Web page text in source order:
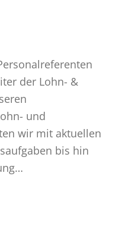
der Lohn- &
und
wir mit aktuellen
bis hin